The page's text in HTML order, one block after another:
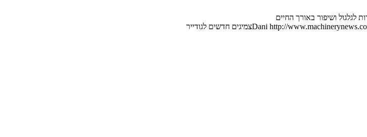
לגלגול ושיפור באורך החיים
Dani http://
צמיגים חדשים לגודייר